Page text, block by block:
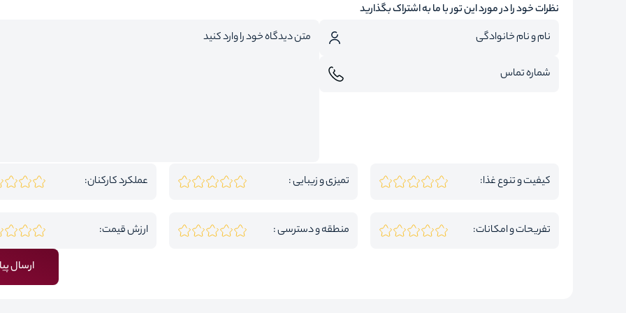
نظرات خود را در مورد این تور با ما به اشتراک بگذارید
کیفیت و تنوع غذا: تمیزی و زیبایی : عملکرد کارکنان:
تفریحات و امکانات: منطقه و دسترسی : ارزش قیمت:
ارسال